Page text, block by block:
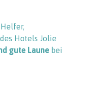
Hotels Jolie
gute Laune bei